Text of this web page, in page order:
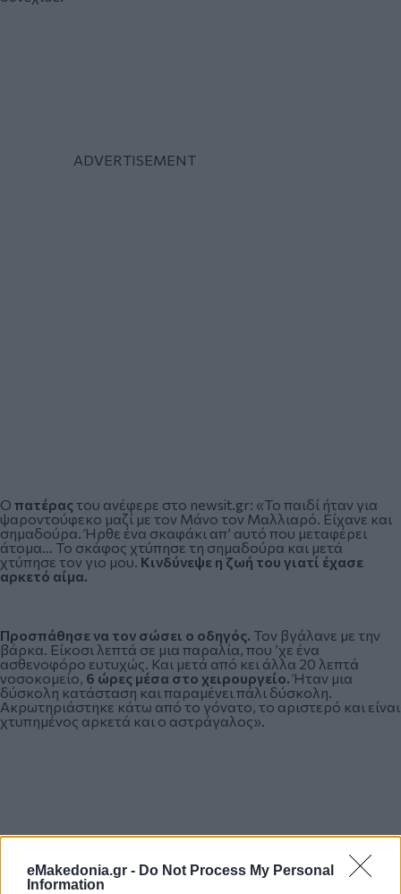
eMakedonia.gr - Do Not Process My Personal
Information
Ο πατέραςτου ανέφερε στο newsit.gr: «Το παιδί ήταν για
ψαροντούφεκο μαζί με τον Μάνο τον Μαλλιαρό. Είχανε και
σημαδούρα. Ήρθε ένα σκαφάκι απ’ αυτό που μεταφέρει
άτομα… Το σκάφος χτύπησε τη σημαδούρα και μετά
χτύπησε τον γιο μου. Κινδύνεψε η ζωή του γιατί έχασε
αρκετό αίμα.
Προσπάθησε να τον σώσει ο οδηγός. Τον βγάλανε με την
βάρκα. Είκοσι λεπτά σε μια παραλία, που ’χε ένα
ασθενοφόρο ευτυχώς. Και μετά από κει άλλα 20 λεπτά
νοσοκομείο, 6 ώρες μέσα στο χειρουργείο.Ήταν μια
δύσκολη κατάσταση και παραμένει πάλι δύσκολη.
Ακρωτηριάστηκε κάτω από το γόνατο, το αριστερό και είναι
χτυπημένος αρκετά και ο αστράγαλος».